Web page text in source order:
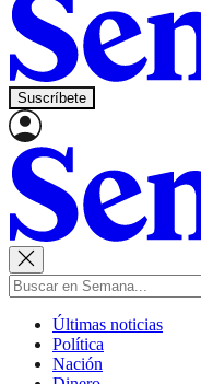
Suscríbete
Últimas noticias
Política
Nación